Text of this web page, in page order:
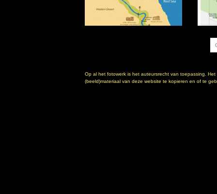
Op al het fotowerk is het auteursrecht van toepassing.
(beeld)materiaal van deze website te kopieren en of te